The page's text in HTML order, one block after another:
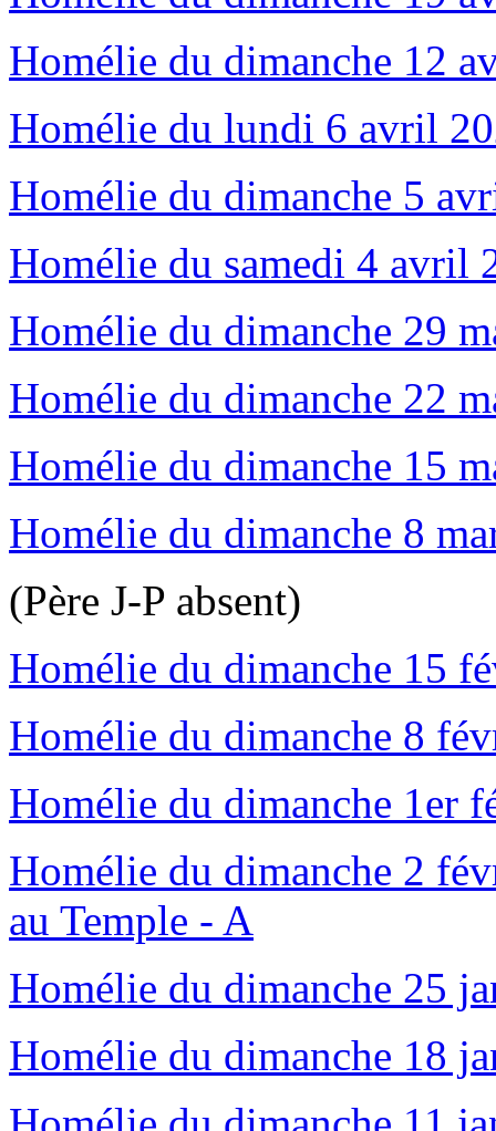
Homélie du dimanche 12
Homélie du lundi 6 avril
Homélie du dimanche 5
Homélie du samedi 4 avril
Homélie du dimanche 29
Homélie du dimanche 22
Homélie du dimanche 15
Homélie du dimanche 8
(Père J-P absent)
Homélie du dimanche 15
Homélie du dimanche 8
Homélie du dimanche 1er
Homélie du dimanche 2
au Temple - A
Homélie du dimanche 25
Homélie du dimanche 18